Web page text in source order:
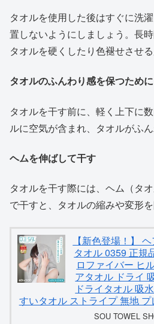
タオルを使用した後はすぐに洗
置しないようにしましょう。長
タオルを硬くしたり色褪せさせる
タオルのふんわり感を保つために
タオルを干す前に、軽く上下に
ルに空気が含まれ、タオルがふ
ヘムを伸ばして干す
タオルを干す際には、ヘム（タ
で干すと、タオルの縮みや変形を
【新色登場！】
タオル 0359 正規
ロファイバー ヒ
アタオル ドライ
ドライタオル 吸
すいタオル ストライプ 無地
SOU TOWEL